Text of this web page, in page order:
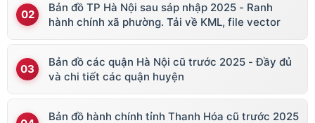
Bản đồ TP Hà Nội sau sáp nhập 2025 - Ranh
hành chính xã phường. Tải về KML, file vector
Bản đồ các quận Hà Nội cũ trước 2025 - Đầy đủ
và chi tiết các quận huyện
Bản đồ hành chính tỉnh Thanh Hóa cũ trước 2025